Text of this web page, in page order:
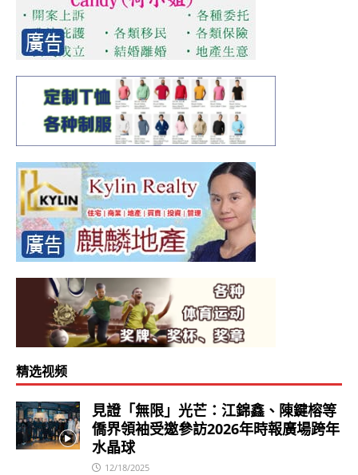
精选视频
見證「無限」光芒：江錦鑫、陳鍵榕等
僑界領袖受邀參訪2026年時報廣場跨年
水晶球
12/18/2025